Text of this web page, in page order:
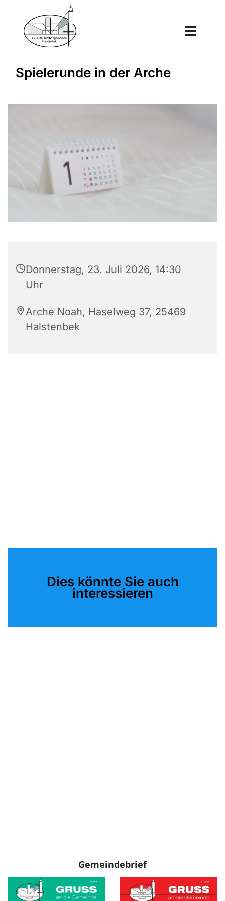
Spielerunde in der Arche
Donnerstag, 23. Juli 2026, 14:30
Uhr
Arche Noah, Haselweg 37, 25469
Halstenbek
Dies könnte Sie auch
interessieren
Gemeindebrief